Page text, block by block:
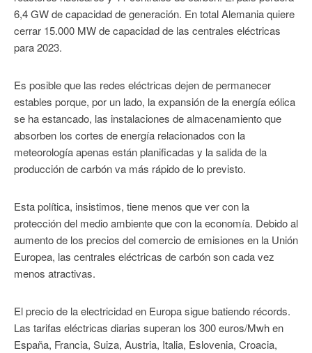
6,4 GW de capacidad de generación. En total Alemania quiere
cerrar 15.000 MW de capacidad de las centrales eléctricas
para 2023.
Es posible que las redes eléctricas dejen de permanecer
estables porque, por un lado, la expansión de la energía eólica
se ha estancado, las instalaciones de almacenamiento que
absorben los cortes de energía relacionados con la
meteorología apenas están planificadas y la salida de la
producción de carbón va más rápido de lo previsto.
Esta política, insistimos, tiene menos que ver con la
protección del medio ambiente que con la economía. Debido al
aumento de los precios del comercio de emisiones en la Unión
Europea, las centrales eléctricas de carbón son cada vez
menos atractivas.
El precio de la electricidad en Europa sigue batiendo récords.
Las tarifas eléctricas diarias superan los 300 euros/Mwh en
España, Francia, Suiza, Austria, Italia, Eslovenia, Croacia,